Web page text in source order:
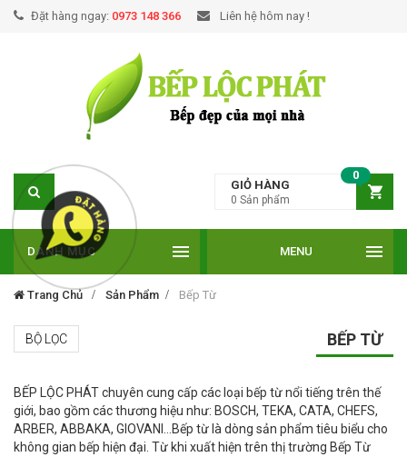
Đặt hàng ngay: 0973 148 366 Liên hệ hôm nay !
GIỎ HÀNG
0
0 Sản phẩm
DANH MỤC MENU
Trang Chủ Sản Phẩm Bếp Từ
BỘ LỌC BẾP TỪ
BẾP LỘC PHÁT chuyên cung cấp các loại bếp từ nổi tiếng trên thế
giới, bao gồm các thương hiệu như: BOSCH, TEKA, CATA, CHEFS,
ARBER, ABBAKA, GIOVANI…Bếp từ là dòng sản phẩm tiêu biểu cho
không gian bếp hiện đại. Từ khi xuất hiện trên thị trường Bếp Từ